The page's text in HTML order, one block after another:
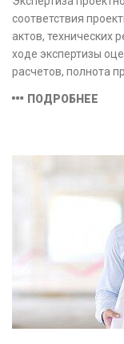
соответствия
актов, технических
ходе экспертизы
расчетов, полнота
предотвратить
ПОДРОБНЕЕ